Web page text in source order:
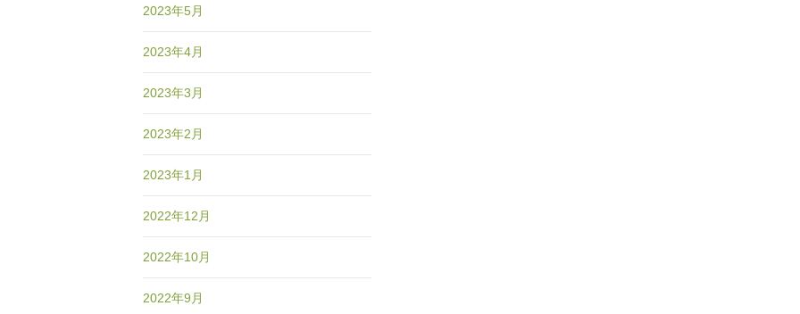
2023年5月
2023年4月
2023年3月
2023年2月
2023年1月
2022年12月
2022年10月
2022年9月